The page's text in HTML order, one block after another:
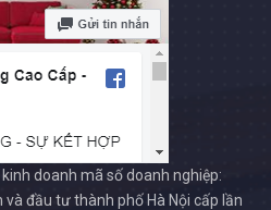
doanh mã số doanh nghiệp:
đầu tư thành phố Hà Nội cấp lần